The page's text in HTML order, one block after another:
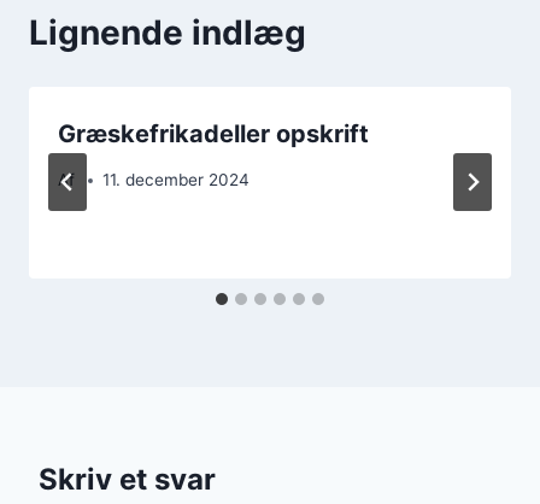
Lignende indlæg
Græskefrikadeller opskrift
Af 11. december 2024
Skriv et svar